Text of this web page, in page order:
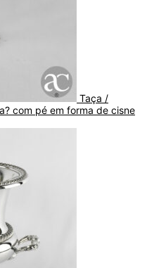
Taça /
com pé em forma de cisne